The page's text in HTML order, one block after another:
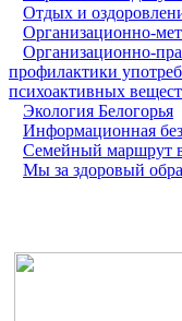
Отдых и
Организационно-
Организационно-
профилактики
психоактивных
Экология Белогорья
Информационная
Семейный маршрут
Мы за здоровый